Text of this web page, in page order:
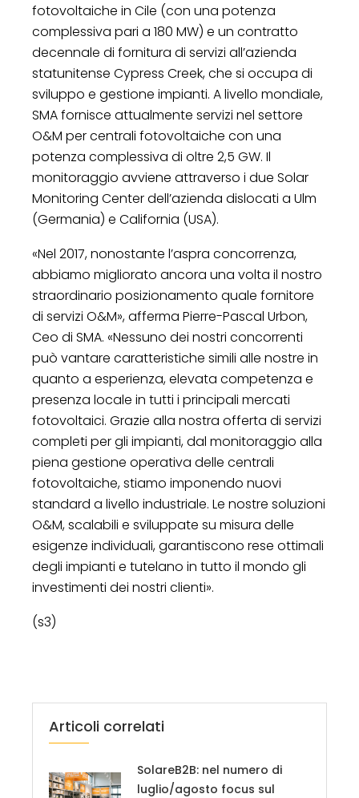
fotovoltaiche in Cile (con una potenza
complessiva pari a 180 MW) e un contratto
decennale di fornitura di servizi all’azienda
statunitense Cypress Creek, che si occupa di
sviluppo e gestione impianti. A livello mondiale,
SMA fornisce attualmente servizi nel settore
O&M per centrali fotovoltaiche con una
potenza complessiva di oltre 2,5 GW. Il
monitoraggio avviene attraverso i due Solar
Monitoring Center dell’azienda dislocati a Ulm
(Germania) e California (USA).
«Nel 2017, nonostante l’aspra concorrenza,
abbiamo migliorato ancora una volta il nostro
straordinario posizionamento quale fornitore
di servizi O&M», afferma Pierre-Pascal Urbon,
Ceo di SMA. «Nessuno dei nostri concorrenti
può vantare caratteristiche simili alle nostre in
quanto a esperienza, elevata competenza e
presenza locale in tutti i principali mercati
fotovoltaici. Grazie alla nostra offerta di servizi
completi per gli impianti, dal monitoraggio alla
piena gestione operativa delle centrali
fotovoltaiche, stiamo imponendo nuovi
standard a livello industriale. Le nostre soluzioni
O&M, scalabili e sviluppate su misura delle
esigenze individuali, garantiscono rese ottimali
degli impianti e tutelano in tutto il mondo gli
investimenti dei nostri clienti».
(s3)
Articoli correlati
SolareB2B: nel numero di
luglio/agosto focus sul